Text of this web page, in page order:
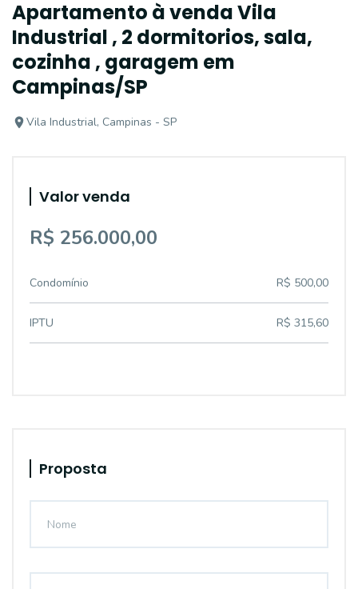
Apartamento à venda Vila
Industrial , 2 dormitorios, sala,
cozinha , garagem em
Campinas/SP
Vila Industrial, Campinas - SP
Valor venda
R$ 256.000,00
Condomínio R$ 500,00
IPTU R$ 315,60
Proposta